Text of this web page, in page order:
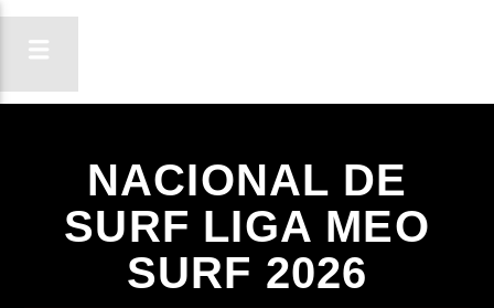
ON FM
LIGA-TE
NACIONAL DE
SURF LIGA MEO
SURF 2026